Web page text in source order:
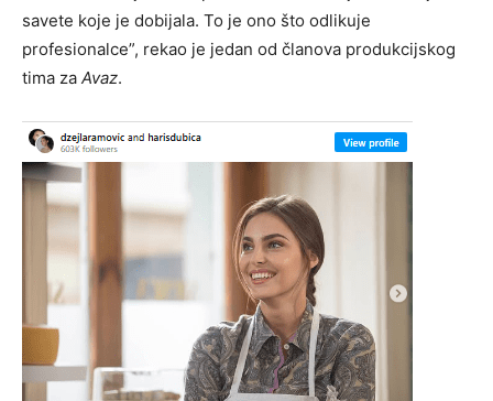
savete koje je dobijala. To je ono što odlikuje
profesionalce”, rekao je jedan od članova produkcijskog
tima za Avaz.